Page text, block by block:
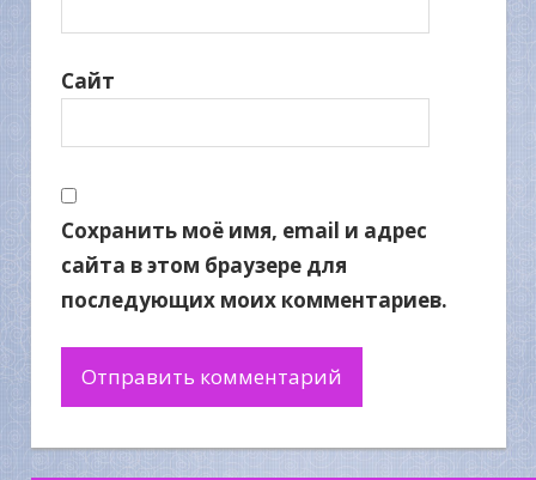
Сайт
Сохранить моё имя, email и адрес
сайта в этом браузере для
последующих моих комментариев.